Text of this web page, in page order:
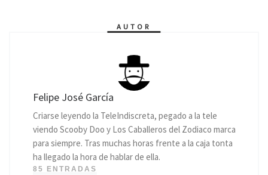
AUTOR
Felipe José García
Criarse leyendo la TeleIndiscreta, pegado a la tele
viendo Scooby Doo y Los Caballeros del Zodiaco marca
para siempre. Tras muchas horas frente a la caja tonta
ha llegado la hora de hablar de ella.
85 ENTRADAS